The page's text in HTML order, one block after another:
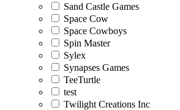
Sand Castle Games
Space Cow
Space Cowboys
Spin Master
Sylex
Synapses Games
TeeTurtle
test
Twilight Creations Inc